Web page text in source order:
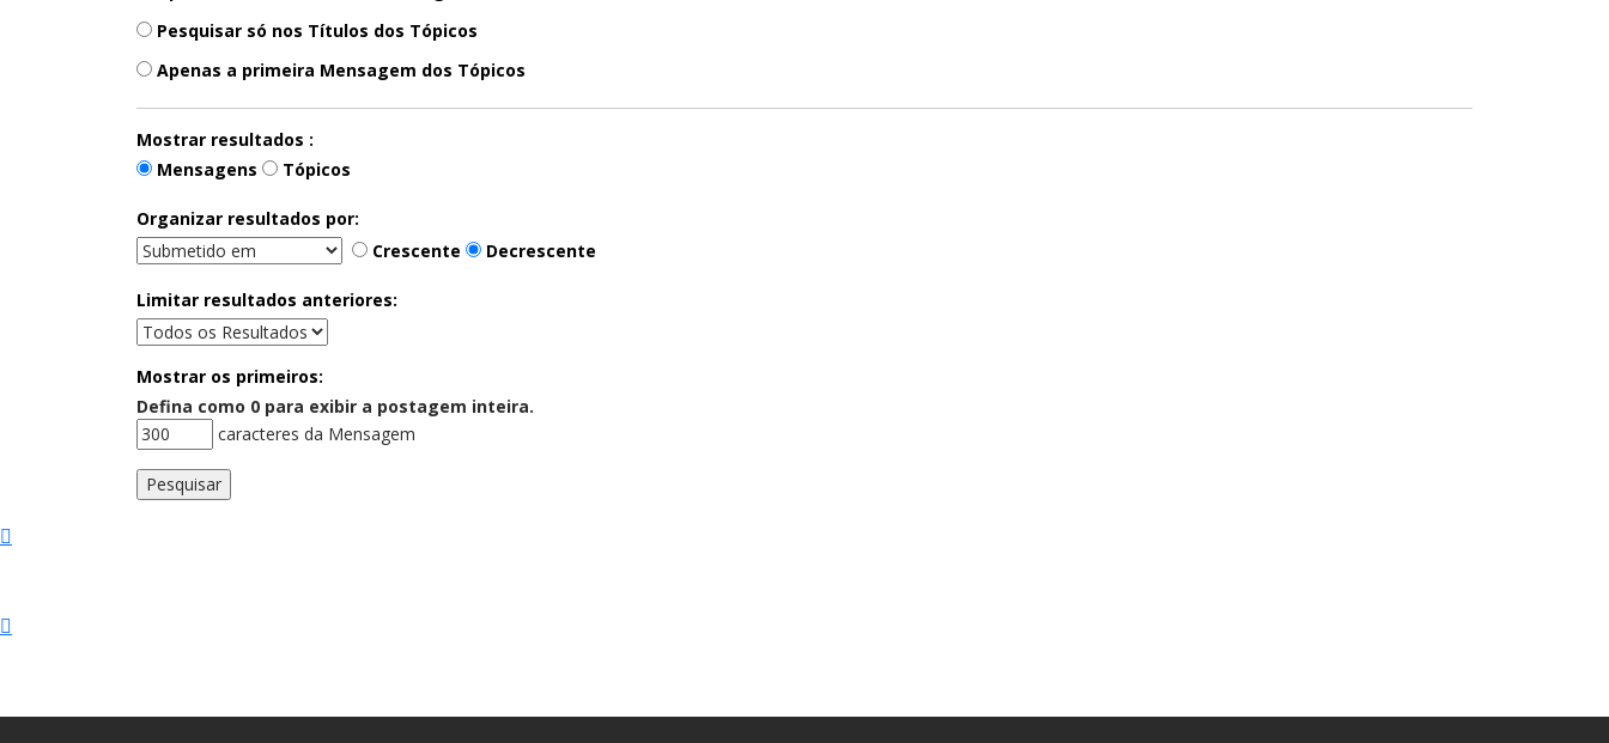
Pesquisar só nos Títulos dos Tópicos
Apenas a primeira Mensagem dos Tópicos
Mostrar resultados :
Mensagens
Tópicos
Organizar resultados por:
Crescente
Decrescente
Limitar resultados anteriores:
Mostrar os primeiros:
Defina como 0 para exibir a postagem inteira.
caracteres da Mensagem